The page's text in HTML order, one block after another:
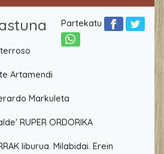
Partekatu
Artamendi
Markuleta
RUPER ORDORIKA
liburua. Milabidai. Erein